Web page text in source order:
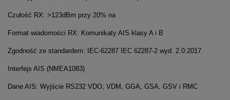
Czułość RX: >123dBm przy 20% na
Format wiadomości RX: Komunikaty AIS klasy A i B
Zgodność ze standardem: IEC-62287 IEC 62287-2 wyd. 2.0:2017
Interfejs AIS (NMEA1083)
Dane AIS: Wyjście RS232 VDO, VDM, GGA, GSA, GSV i RMC